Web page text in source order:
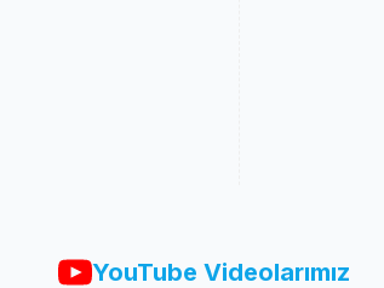
YouTube Videolarımız